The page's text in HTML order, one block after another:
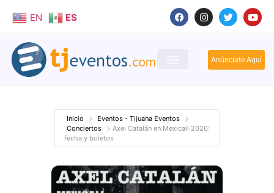
EN ES
Anúnciate Aquí
Inicio
Eventos - Tijuana Eventos
Conciertos
Axel Catalán en Mexicali 2026:
fecha y boletos